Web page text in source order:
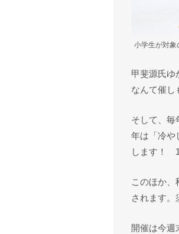
小学生が対象
甲斐源氏ゆ
なんて催し
そして、毎
年は「冷や
します！
このほか、
されます。
開催は今週